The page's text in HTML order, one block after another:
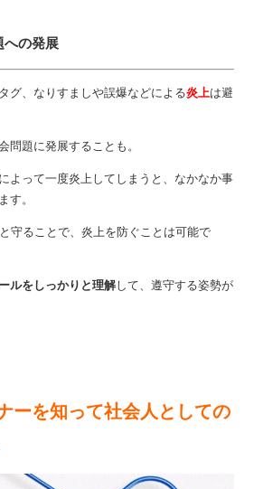
への発展
グ、なりすましや誤爆などによる炎上は避
問題に発展することも。
よって一度炎上してしまうと、なかなか事
す。
守ることで、炎上を防ぐことは可能で
ルをしっかりと理解して、遵守する姿勢が
ーを知って社会人としての